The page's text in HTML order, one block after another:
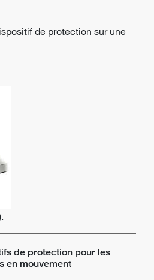
de protection sur une
de protection pour les
en mouvement